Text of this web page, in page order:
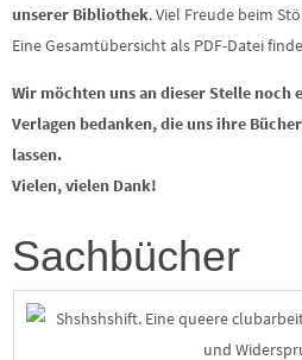
unserer Bibliothek. Viel Freude beim
Eine Gesamtübersicht als PDF-Datei
Wir möchten uns an dieser Stelle
Verlagen bedanken, die uns ihre
lassen.
Vielen, vielen Dank!
Sachbücher